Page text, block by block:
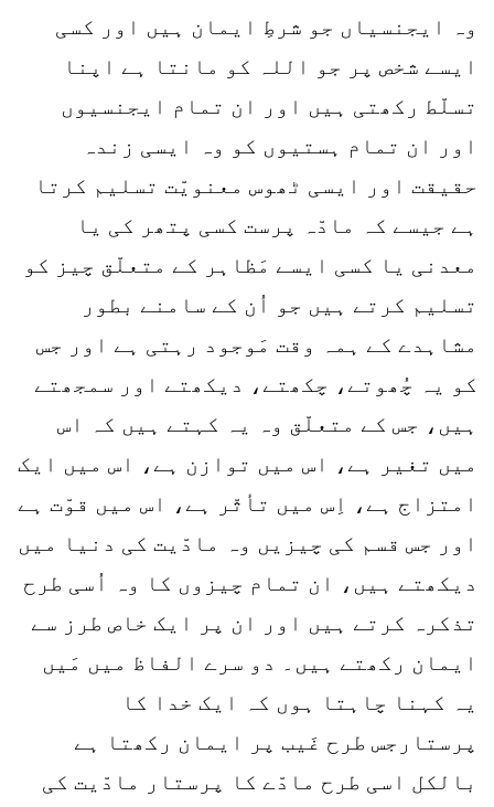
وہ ایجنسیاں جو شرطِ ایمان ہیں اور کسی
ایسے شخص پر جو اللہ کو مانتا ہے اپنا
تسلّط رکھتی ہیں اور ان تمام ایجنسیوں
اور ان تمام ہستیوں کو وہ ایسی زندہ
حقیقت اور ایسی ٹھوس معنویّت تسلیم کرتا
ہے جیسے کہ مادّہ پرست کسی پتھر کی یا
معدنی یا کسی ایسے مَظاہر کے متعلّق چیز کو
تسلیم کرتے ہیں جو اُن کے سامنے بطور
مشاہدے کے ہمہ وقت مَوجود رہتی ہے اور جس
کو یہ چُھوتے، چکھتے، دیکھتے اور سمجھتے
ہیں، جس کے متعلّق وہ یہ کہتے ہیں کہ اس
میں تغیر ہے، اس میں توازن ہے، اس میں ایک
امتزاج ہے، اِس میں تأثّر ہے، اس میں قوّت ہے
اور جس قسم کی چیزیں وہ مادّیت کی دنیا میں
دیکھتے ہیں، ان تمام چیزوں کا وہ اُسی طرح
تذکرہ کرتے ہیں اور ان پر ایک خاص طرز سے
ایمان رکھتے ہیں۔ دو سرے الفاظ میں مَیں
یہ کہنا چاہتا ہوں کہ ایک خدا کا
پرستارجس طرح غَیب پر ایمان رکھتا ہے
بالکل اسی طرح مادّے کا پرستار مادّیت کی